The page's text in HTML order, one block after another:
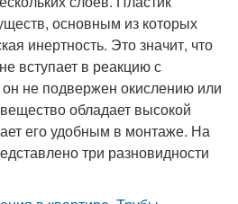
основным из которых
инертность. Это значит, что
вступает в реакцию с
не подвержен окислению или
обладает высокой
его удобным в монтаже. На
три разновидности